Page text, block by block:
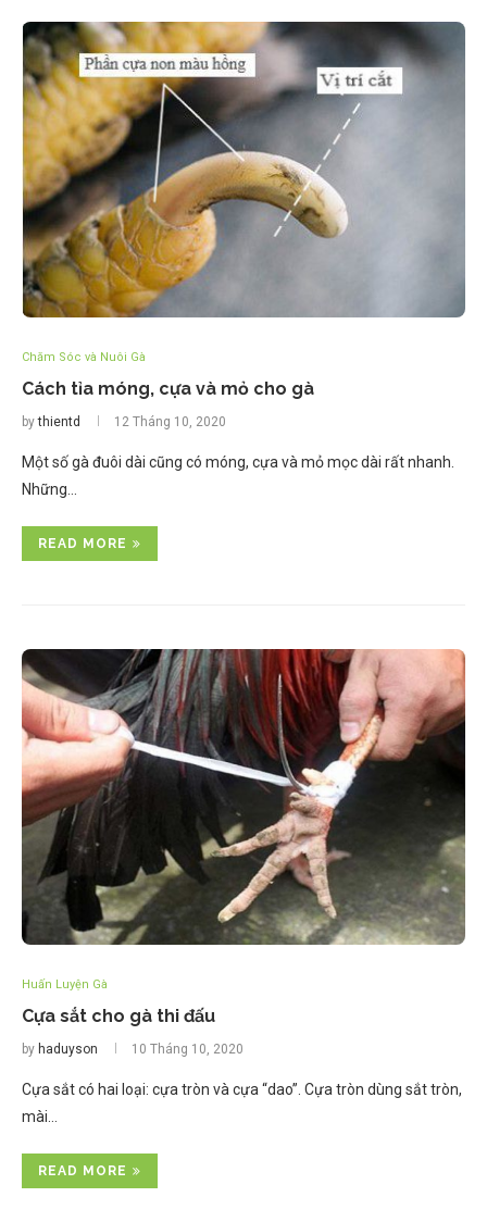
Chăm Sóc và Nuôi Gà
Cách tỉa móng, cựa và mỏ cho gà
bythientd 12 Tháng 10, 2020
Một số gà đuôi dài cũng có móng, cựa và mỏ mọc dài rất nhanh.
Những…
READ MORE
Huấn Luyện Gà
Cựa sắt cho gà thi đấu
by haduyson 10 Tháng 10, 2020
Cựa sắt có hai loại: cựa tròn và cựa “dao”. Cựa tròn dùng sắt tròn,
mài…
READ MORE